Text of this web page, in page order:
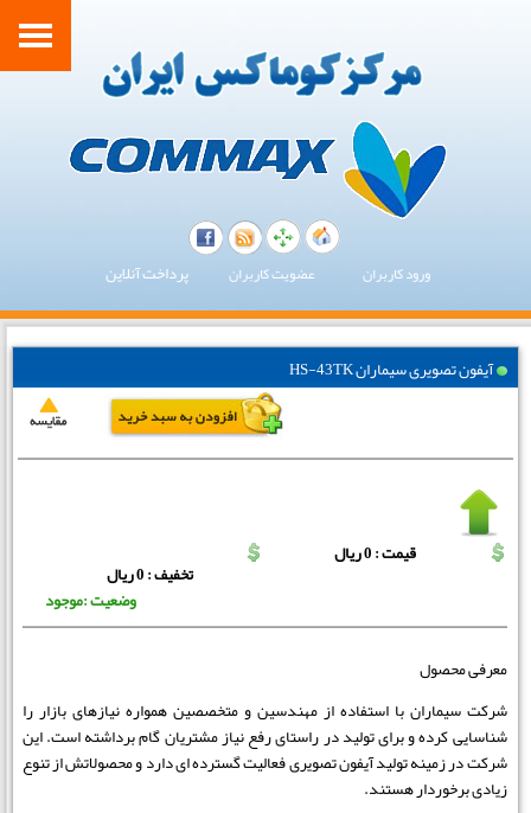
ورود کاربران عضویت کاربران پرداخت آنلاین
آیفون تصویری سیماران HS-43TK
قیمت : 0 ریال
تخفیف : 0 ریال
وضعیت :موجود
معرفی محصول
شرکت سیماران با استفاده از مهندسین و متخصصین همواره نیازهای بازار را
شناسایی کرده و برای تولید در راستای رفع نیاز مشتریان گام برداشته است. این
شرکت در زمینه تولید آیفون تصویری فعالیت گسترده ای دارد و محصولاتش از تنوع
زیادی برخوردار هستند.